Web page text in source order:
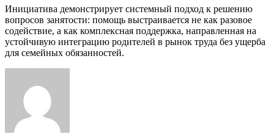
Инициатива демонстрирует системный подход к решению
вопросов занятости: помощь выстраивается не как разовое
содействие, а как комплексная поддержка, направленная на
устойчивую интеграцию родителей в рынок труда без ущерба
для семейных обязанностей.